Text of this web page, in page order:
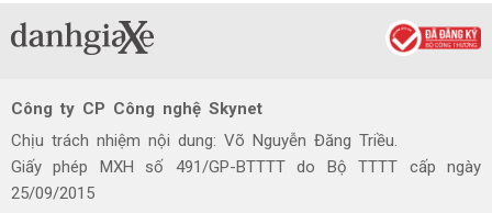
Công ty CP Công nghệ Skynet
Chịu trách nhiệm nội dung: Võ Nguyễn Đăng Triều.
Giấy phép MXH số 491/GP-BTTTT do Bộ TTTT cấp ngày
25/09/2015